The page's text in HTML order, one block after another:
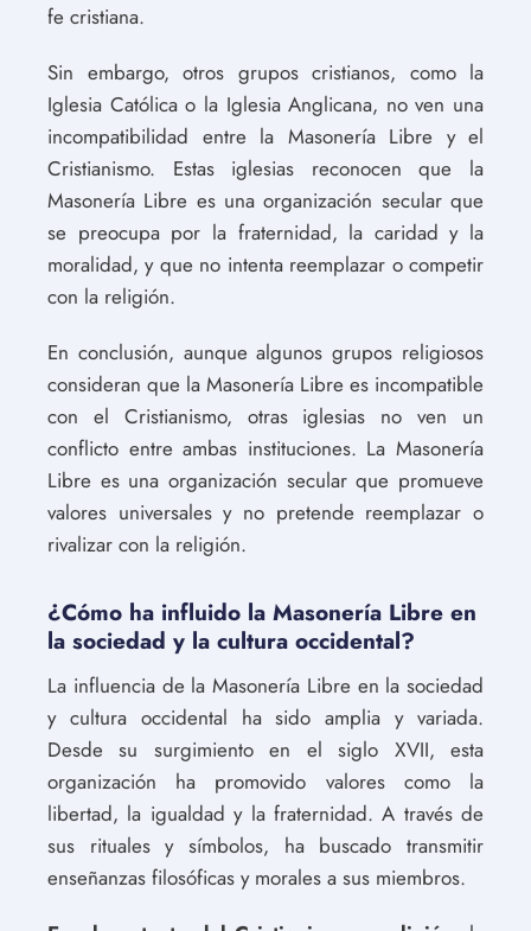
fe cristiana.
Sin embargo, otros grupos cristianos, como la
Iglesia Católica o la Iglesia Anglicana, no ven una
incompatibilidad entre la Masonería Libre y el
Cristianismo. Estas iglesias reconocen que la
Masonería Libre es una organización secular que
se preocupa por la fraternidad, la caridad y la
moralidad, y que no intenta reemplazar o competir
con la religión.
En conclusión, aunque algunos grupos religiosos
consideran que la Masonería Libre es incompatible
con el Cristianismo, otras iglesias no ven un
conflicto entre ambas instituciones. La Masonería
Libre es una organización secular que promueve
valores universales y no pretende reemplazar o
rivalizar con la religión.
¿Cómo ha influido la Masonería Libre en
la sociedad y la cultura occidental?
La influencia de la Masonería Libre en la sociedad
y cultura occidental ha sido amplia y variada.
Desde su surgimiento en el siglo XVII, esta
organización ha promovido valores como la
libertad, la igualdad y la fraternidad. A través de
sus rituales y símbolos, ha buscado transmitir
enseñanzas filosóficas y morales a sus miembros.